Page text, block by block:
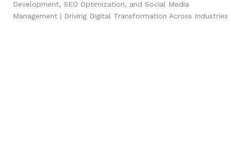
Development, SEO Optimization, and Social Media
Management | Driving Digital Transformation Across Industries